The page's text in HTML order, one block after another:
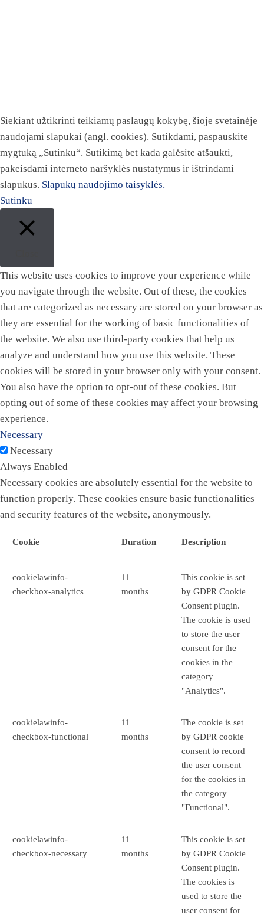
Siekiant užtikrinti teikiamų paslaugų kokybę, šioje svetainėje
naudojami slapukai (angl. cookies). Sutikdami, paspauskite
mygtuką „Sutinku“. Sutikimą bet kada galėsite atšaukti,
pakeisdami interneto naršyklės nustatymus ir ištrindami
slapukus. Slapukų naudojimo taisyklės.
Sutinku
This website uses cookies to improve your experience while
you navigate through the website. Out of these, the cookies
that are categorized as necessary are stored on your browser as
they are essential for the working of basic functionalities of
the website. We also use third-party cookies that help us
analyze and understand how you use this website. These
cookies will be stored in your browser only with your consent.
You also have the option to opt-out of these cookies. But
opting out of some of these cookies may affect your browsing
experience.
Necessary
Necessary
Always Enabled
Necessary cookies are absolutely essential for the website to
function properly. These cookies ensure basic functionalities
and security features of the website, anonymously.
Cookie Duration Description
cookielawinfo-
checkbox-analytics
11
months
This cookie is set
by GDPR Cookie
Consent plugin.
The cookie is used
to store the user
consent for the
cookies in the
category
"Analytics".
cookielawinfo-
checkbox-functional
11
months
The cookie is set
by GDPR cookie
consent to record
the user consent
for the cookies in
the category
"Functional".
cookielawinfo-
checkbox-necessary
11
months
This cookie is set
by GDPR Cookie
Consent plugin.
The cookies is
used to store the
user consent for